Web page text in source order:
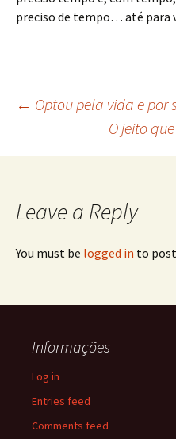
preciso de tempo… até para
Post
← Optou pela vida e por
O jeito
Leave a Reply
You must be logged in to
Informações
Log in
Entries feed
Comments feed